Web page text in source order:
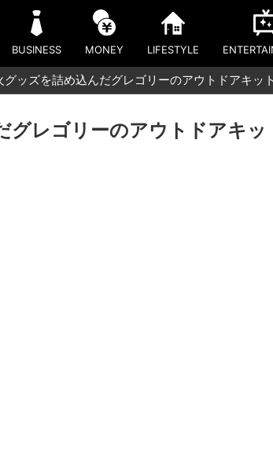
BUSINESS MONEY LIFESTYLE
グッズを詰め込んだグレゴリーのアウトドアキッ
グレゴリーのアウトドアキッ